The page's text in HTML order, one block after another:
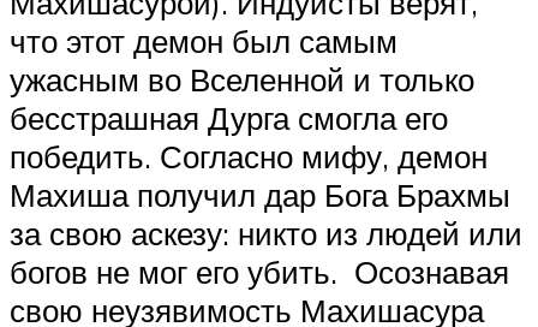
что этот демон был самым
ужасным во Вселенной и только
бесстрашная Дурга смогла его
победить. Согласно мифу, демон
Махиша получил дар Бога Брахмы
за свою аскезу: никто из людей или
богов не мог его убить. Осознавая
свою неузявимость Махишасура